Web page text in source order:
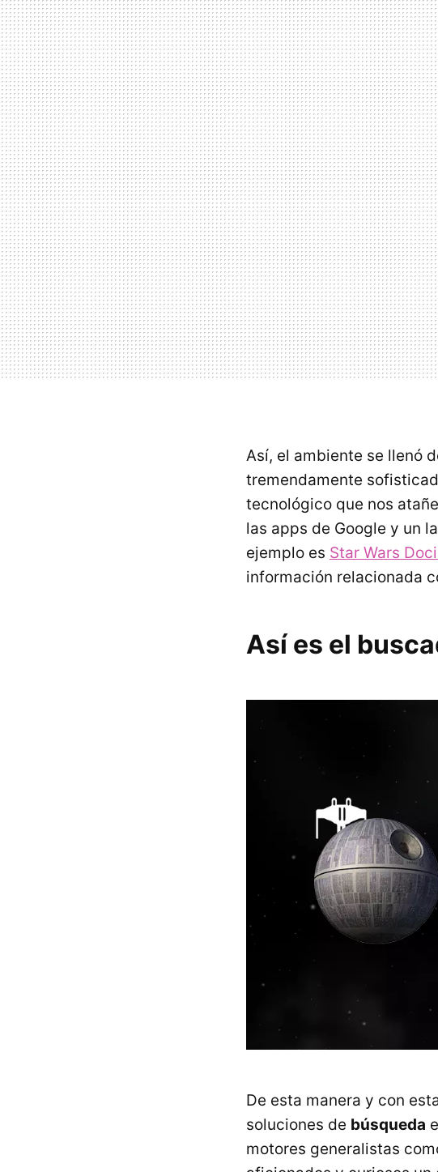
Así, el ambiente se llenó
tremendamente
tecnológico que nos
las apps de Google y un
ejemplo es Star Wars
información relacionada
Así es el
De esta manera y con
soluciones de búsqueda
motores generalistas